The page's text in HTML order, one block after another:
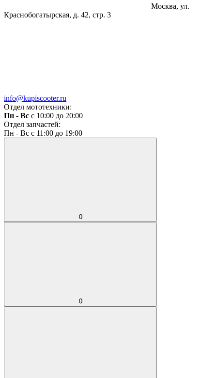
Москва, ул.
Краснобогатырская, д. 42, стр. 3
info@kupiscooter.ru
Отдел мототехники:
Пн - Вс с 10:00 до 20:00
Отдел запчастей:
Пн - Вс с 11:00 до 19:00
0
0